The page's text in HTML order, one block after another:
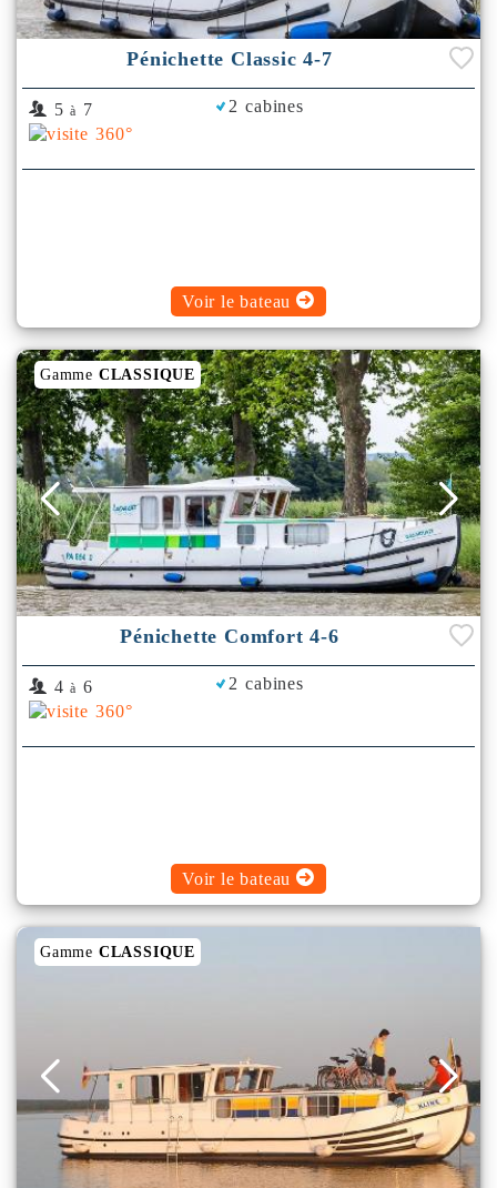
Pénichette Classic 4-7
5 à 7 2 cabines
Voir le bateau
Gamme CLASSIQUE
Pénichette Comfort 4-6
4 à 6 2 cabines
Voir le bateau
Gamme CLASSIQUE